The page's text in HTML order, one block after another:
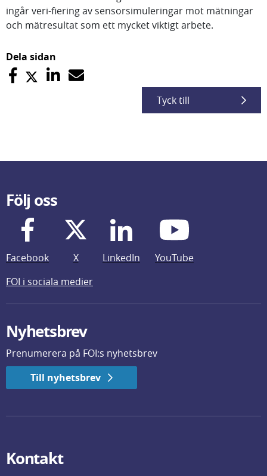
ingår veri-fiering av sensorsimuleringar mot mätningar
och mätresultat som ett mycket viktigt arbete.
Dela sidan
Tyck till
Följ oss
Facebook X LinkedIn
YouTube
FOI i sociala medier
Nyhetsbrev
Prenumerera på FOI:s nyhetsbrev
Till nyhetsbrev
Kontakt